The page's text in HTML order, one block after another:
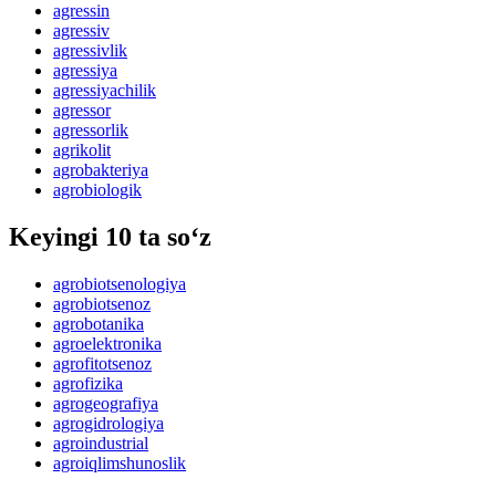
agressin
agressiv
agressivlik
agressiya
agressiyachilik
agressor
agressorlik
agrikolit
agrobakteriya
agrobiologik
Keyingi 10 ta so‘z
agrobiotsenologiya
agrobiotsenoz
agrobotanika
agroelektronika
agrofitotsenoz
agrofizika
agrogeografiya
agrogidrologiya
agroindustrial
agroiqlimshunoslik